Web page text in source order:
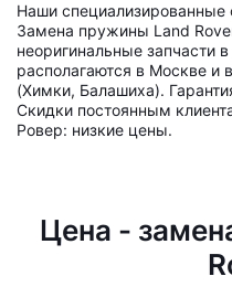
Наши специализированные
Замена пружины Land
неоригинальные запчасти
располагаются в Москве
(Химки, Балашиха).
Скидки постоянным
Ровер: низкие цены.
Цена -